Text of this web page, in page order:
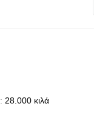
28.000 κιλά